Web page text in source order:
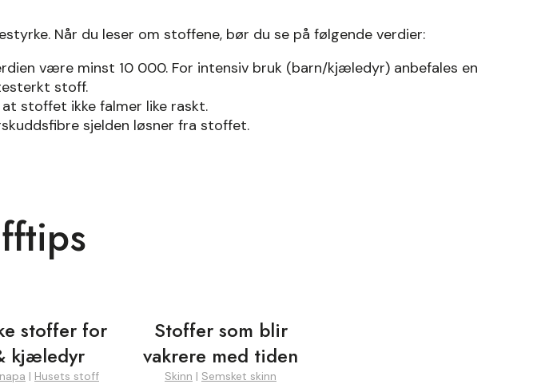
Når du leser om stoffene, bør du se på følgende verdier:
være minst 10 000. For intensiv bruk (barn/kjæledyr) anbefales en
stoff.
stoffet ikke falmer like raskt.
sjelden løsner fra stoffet.
stoffer for
kjæledyr
| Husets stoff
Stoffer som blir
vakrere med tiden
Skinn | Semsket skinn